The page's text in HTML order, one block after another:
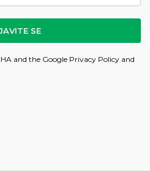
SE
and the Google Privacy Policy and